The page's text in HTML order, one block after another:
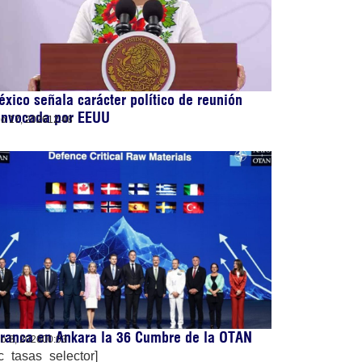
señala carácter político de reunión
por EEUU
17, 202612:48
en Ankara la 36 Cumbre de la OTAN
8, 202600:03